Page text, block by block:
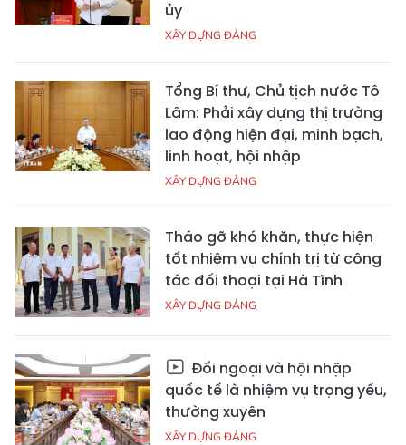
ủy
XÂY DỰNG ĐẢNG
Tổng Bí thư, Chủ tịch nước Tô
Lâm: Phải xây dựng thị trường
lao động hiện đại, minh bạch,
linh hoạt, hội nhập
XÂY DỰNG ĐẢNG
Tháo gỡ khó khăn, thực hiện
tốt nhiệm vụ chính trị từ công
tác đối thoại tại Hà Tĩnh
XÂY DỰNG ĐẢNG
Đối ngoại và hội nhập
quốc tế là nhiệm vụ trọng yếu,
thường xuyên
XÂY DỰNG ĐẢNG